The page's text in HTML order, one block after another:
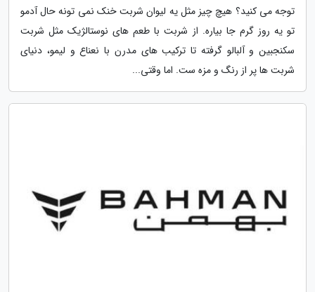
توجه می کنید؟ هیچ چیز مثل یه لیوان شربت خنک نمی تونه حال آدمو
تو یه روز گرم جا بیاره. از شربت با طعم های نوستالژیک مثل شربت
سکنجبین و آلبالو گرفته تا ترکیب های مدرن با نعناع و لیمو، دنیای
شربت ها پر از رنگ و مزه ست. اما وقتی...